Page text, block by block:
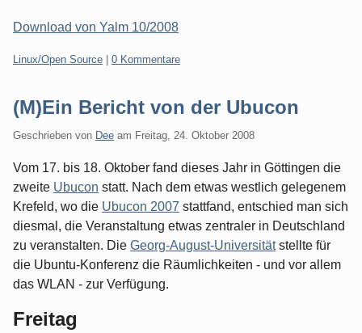
Download von Yalm 10/2008
Kategorien:
Linux/Open Source 0 Kommentare
(M)Ein Bericht von der Ubucon
Geschrieben von Dee am Freitag, 24. Oktober 2008
Vom 17. bis 18. Oktober fand dieses Jahr in Göttingen die
zweite Ubucon statt. Nach dem etwas westlich gelegenem
Krefeld, wo die Ubucon 2007 stattfand, entschied man sich
diesmal, die Veranstaltung etwas zentraler in Deutschland
zu veranstalten. Die Georg-August-Universitätstellte für
die Ubuntu-Konferenz die Räumlichkeiten - und vor allem
das WLAN - zur Verfügung.
Freitag